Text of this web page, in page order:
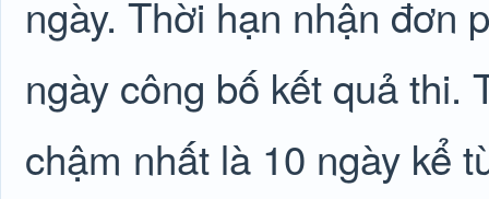
ngày. Thời hạn nhận đơn
ngày công bố kết quả thi.
chậm nhất là 10 ngày kể